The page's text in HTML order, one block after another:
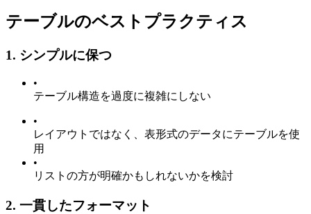
テーブルのベストプラクティス
1. シンプルに保つ
•
テーブル構造を過度に複雑にしない
•
レイアウトではなく、表形式のデータにテーブルを使
用
•
リストの方が明確かもしれないかを検討
2. 一貫したフォーマット